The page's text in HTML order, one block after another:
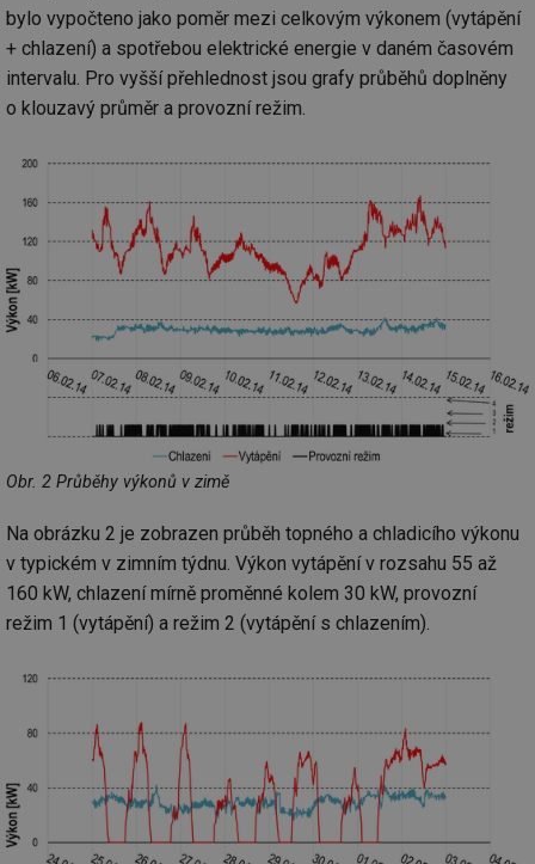
bylo vypočteno jako poměr mezi celkovým výkonem (vytápění
+ chlazení) a spotřebou elektrické energie v daném časovém
intervalu. Pro vyšší přehlednost jsou grafy průběhů doplněny
o klouzavý průměr a provozní režim.
Obr. 2 Průběhy výkonů v zimě
Na obrázku 2 je zobrazen průběh topného a chladicího výkonu
v typickém v zimním týdnu. Výkon vytápění v rozsahu 55 až
160 kW, chlazení mírně proměnné kolem 30 kW, provozní
režim 1 (vytápění) a režim 2 (vytápění s chlazením).